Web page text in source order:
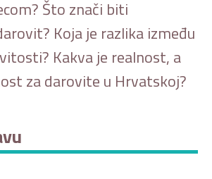
Što znači biti
Koja je razlika između
Kakva je realnost, a
za darovite u Hrvatskoj?